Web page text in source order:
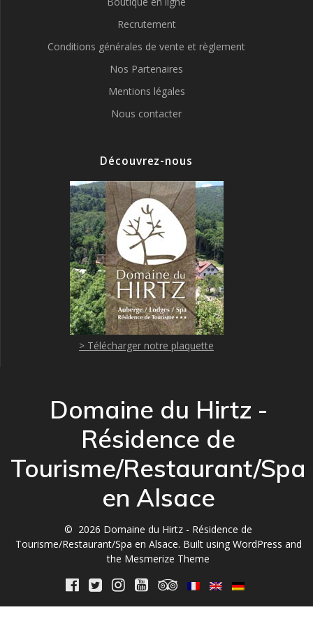
Recrutement
Conditions générales de vente et règlement
Nos Partenaires
Mentions légales
Nous contacter
Découvrez-nous
> Télécharger notre plaquette
Domaine du Hirtz -
Résidence de
Tourisme/Restaurant/Spa
en Alsace
© 2026 Domaine du Hirtz - Résidence de
Tourisme/Restaurant/Spa en Alsace. Built using WordPress and
the Mesmerize Theme